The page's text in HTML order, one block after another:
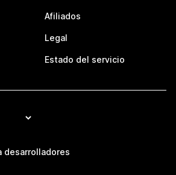
Afiliados
Legal
Estado del servicio
desarrolladores